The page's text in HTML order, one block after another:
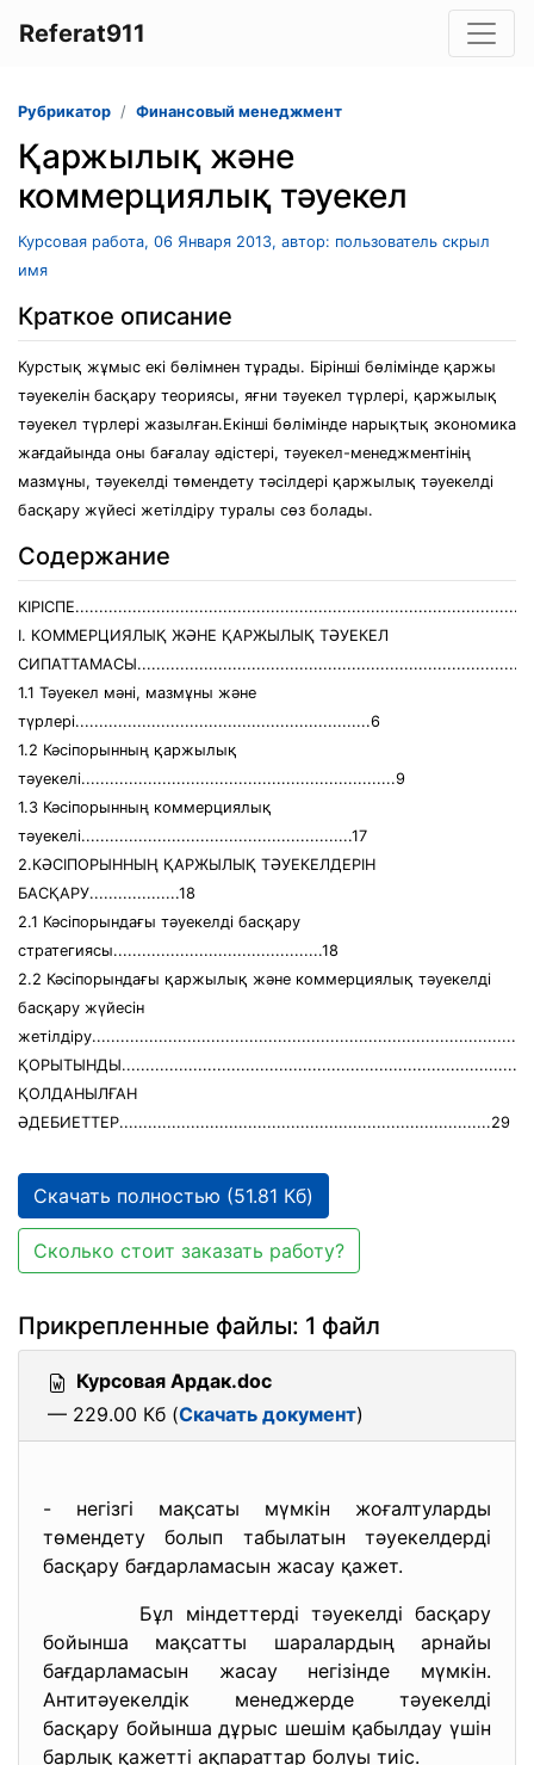
Referat911
Рубрикатор Финансовый менеджмент
Қаржылық және
коммерциялық тәуекел
Курсовая работа, 06 Января 2013, автор: пользователь скрыл
имя
Краткое описание
Курстық жұмыс екі бөлімнен тұрады. Бірінші бөлімінде қаржы
тәуекелін басқару теориясы, яғни тәуекел түрлері, қаржылық
тәуекел түрлері жазылған.Екінші бөлімінде нарықтық экономика
жағдайында оны бағалау әдістері, тәуекел-менеджментінің
мазмұны, тәуекелді төмендету тәсілдері қаржылық тәуекелді
басқару жүйесі жетілдіру туралы сөз болады.
Содержание
I. КОММЕРЦИЯЛЫҚ ЖӘНЕ ҚАРЖЫЛЫҚ ТӘУЕКЕЛ
1.1 Тәуекел мәні, мазмұны және
түрлері..............................................................6
1.2 Кәсіпорынның қаржылық
тәуекелі..................................................................9
1.3 Кәсіпорынның коммерциялық
тәуекелі.........................................................17
2.КӘСІПОРЫННЫҢ ҚАРЖЫЛЫҚ ТӘУЕКЕЛДЕРІН
БАСҚАРУ...................18
2.1 Кәсіпорындағы тәуекелді басқару
стратегиясы............................................18
2.2 Кәсіпорындағы қаржылық және коммерциялық тәуекелді
басқару жүйесін
ҚОЛДАНЫЛҒАН
ӘДЕБИЕТТЕР..............................................................................29
Скачать полностью (51.81 Кб)
Сколько стоит заказать работу?
Прикрепленные файлы: 1 файл
Курсовая Ардак.doc
— 229.00 Кб (Скачать документ)
- негізгі мақсаты мүмкін жоғалтуларды
төмендету болып табылатын тәуекелдерді
басқару бағдарламасын жасау қажет.
Бұл міндеттерді тәуекелді басқару
бойынша мақсатты шаралардың арнайы
бағдарламасын жасау негізінде мүмкін.
Антитәуекелдік менеджерде тәуекелді
басқару бойынша дұрыс шешім қабылдау үшін
барлық қажетті ақпараттар болуы тиіс.